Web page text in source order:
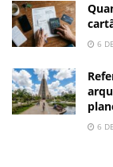
6
6